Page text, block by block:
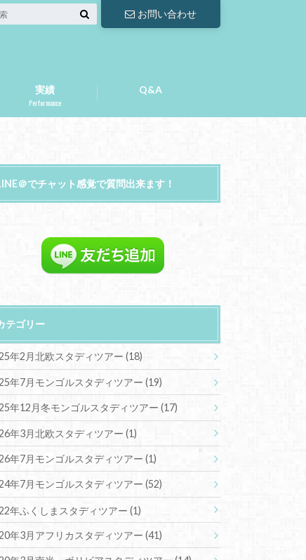
お問い合わせ
実績
Performance
Q&A
＠でチャット感覚で質問出来ます！
テゴリー
年2月北欧スタディツアー(18)
年7月モンゴルスタディツアー(19)
年12月冬モンゴルスタディツアー(17)
年3月北欧スタディツアー(1)
年7月モンゴルスタディツアー(1)
年7月モンゴルスタディツアー(52)
年ふくしまスタディツアー(1)
年3月アフリカスタディツアー(41)